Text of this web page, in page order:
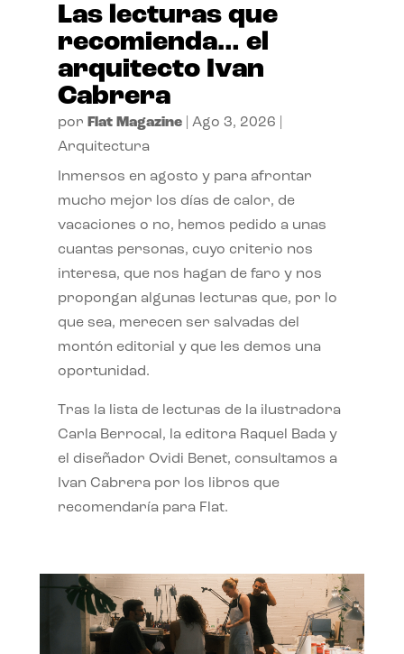
Las lecturas que
recomienda… el
arquitecto Ivan
Cabrera
por Flat Magazine| Ago 3, 2026
Arquitectura
Inmersos en agosto y para afrontar
mucho mejor los días de calor, de
vacaciones o no, hemos pedido a unas
cuantas personas, cuyo criterio nos
interesa, que nos hagan de faro y nos
propongan algunas lecturas que, por lo
que sea, merecen ser salvadas del
montón editorial y que les demos una
oportunidad.
Tras la lista de lecturas de la ilustradora
Carla Berrocal, la editora Raquel Bada y
el diseñador Ovidi Benet, consultamos a
Ivan Cabrera por los libros que
recomendaría para Flat.